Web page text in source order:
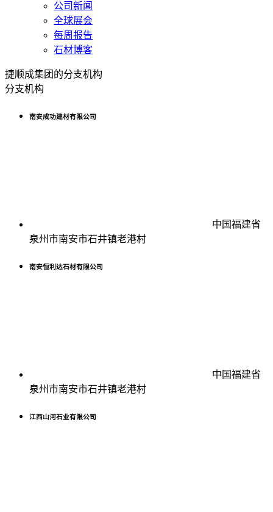
公司新闻
全球展会
每周报告
石材博客
捷顺成集团的分支机构
分支机构
南安成功建材有限公司
中国福建省
泉州市南安市石井镇老港村
南安恒利达石材有限公司
中国福建省
泉州市南安市石井镇老港村
江西山河石业有限公司